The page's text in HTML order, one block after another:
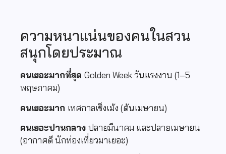
ความหนาแน่นของคนในสวน
สนุกโดยประมาณ
คนเยอะมากที่สุด Golden Week วันแรงงาน (1–5
พฤษภาคม)
คนเยอะมาก เทศกาลเช็งเม้ง (ต้นเมษายน)
คนเยอะปานกลาง ปลายมีนาคม และปลายเมษายน
(อากาศดี นักท่องเที่ยวมาเยอะ)